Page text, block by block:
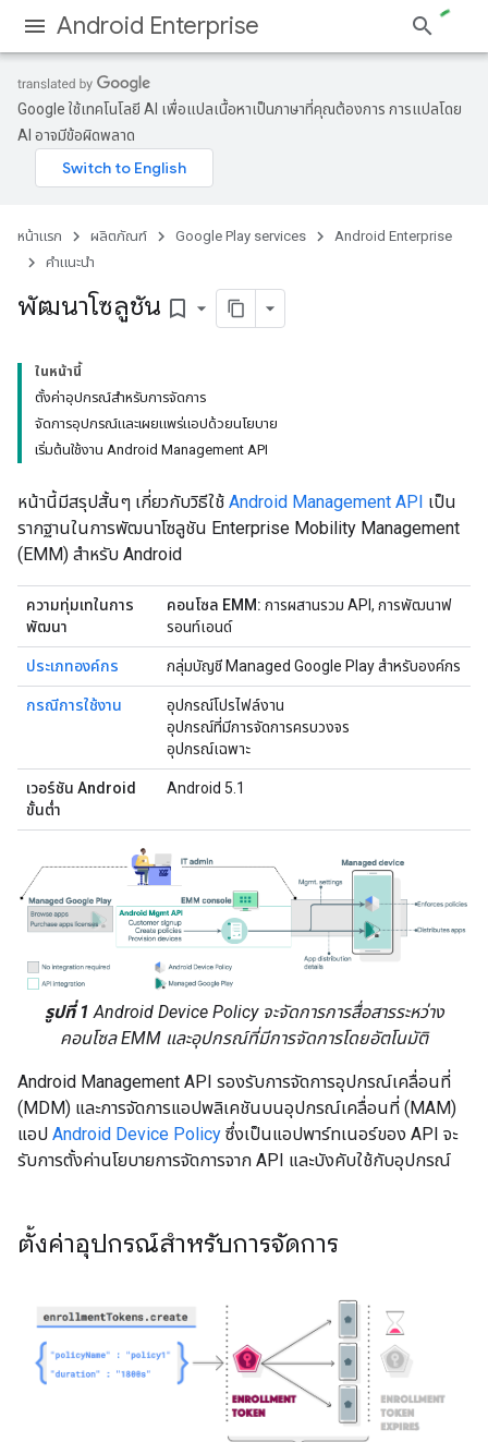
Android Enterprise
Google ใช้เทคโนโลยี AI เพื่อแปลเนื้อหาเป็นภาษาที่คุณต้องการ การแปลโดย
AI อาจมีข้อผิดพลาด
หน้าแรก ผลิตภัณฑ์ Google Play services
Android Enterprise
คำแนะนำ
พัฒนาโซลูชัน bookmark_border
ในหน้านี้
ตั้งค่าอุปกรณ์สำหรับการจัดการ
จัดการอุปกรณ์และเผยแพร่แอปด้วยนโยบาย
เริ่มต้นใช้งาน Android Management API
หน้านี้มีสรุปสั้นๆ เกี่ยวกับวิธีใช้ Android Management API เป็น
รากฐานในการพัฒนาโซลูชัน Enterprise Mobility Management
(EMM) สำหรับ Android
ความทุ่มเทในการ
พัฒนา
คอนโซล EMM: การผสานรวม API, การพัฒนาฟ
รอนท์เอนด์
ประเภทองค์กร กลุ่มบัญชี Managed Google Play สำหรับองค์กร
กรณีการใช้งาน
อุปกรณ์โปรไฟล์งาน
อุปกรณ์ที่มีการจัดการครบวงจร
อุปกรณ์เฉพาะ
เวอร์ชัน Android
ขั้นต่ำ
Android 5.1
รูปที่ 1 Android Device Policy จะจัดการการสื่อสารระหว่าง
คอนโซล EMM และอุปกรณ์ที่มีการจัดการโดยอัตโนมัติ
Android Management API รองรับการจัดการอุปกรณ์เคลื่อนที่
(MDM) และการจัดการแอปพลิเคชันบนอุปกรณ์เคลื่อนที่ (MAM)
แอป Android Device Policy ซึ่งเป็นแอปพาร์ทเนอร์ของ API จะ
รับการตั้งค่านโยบายการจัดการจาก API และบังคับใช้กับอุปกรณ์
ตั้งค่าอุปกรณ์สำหรับการจัดการ